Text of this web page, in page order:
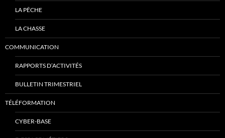
LA PÊCHE
LA CHASSE
COMMUNICATION
RAPPORTS D’ACTIVITÉS
BULLETIN TRIMESTRIEL
TÉLÉFORMATION
CYBER-BASE